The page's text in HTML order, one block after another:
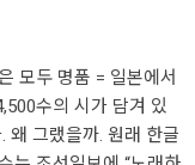
모두 명품 = 일본에서
수의 시가 담겨 있
왜 그랬을까. 원래 한글